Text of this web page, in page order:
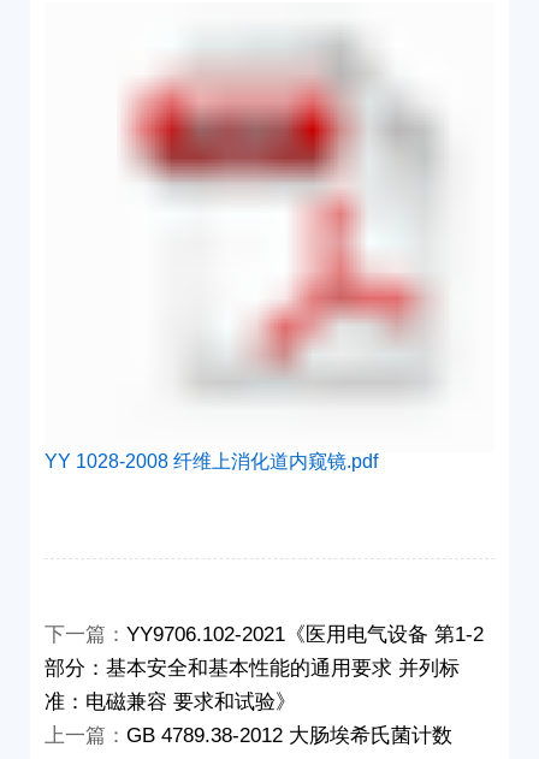
YY 1028-2008 纤维上消化道内窥镜.pdf
下一篇：YY9706.102-2021《医用电气设备 第1-2
部分：基本安全和基本性能的通用要求 并列标
准：电磁兼容 要求和试验》
上一篇：GB 4789.38-2012 大肠埃希氏菌计数